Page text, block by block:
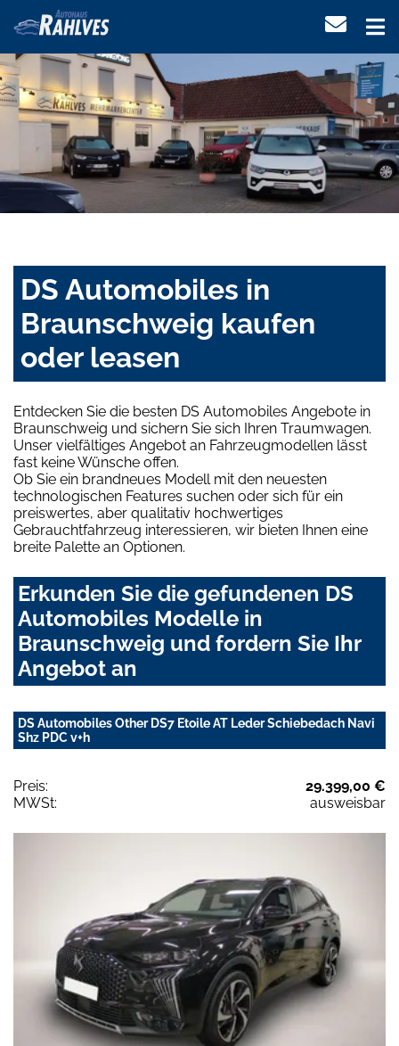
DS Automobiles in
Braunschweig kaufen
oder leasen
Entdecken Sie die besten DS Automobiles Angebote in
Braunschweig und sichern Sie sich Ihren Traumwagen.
Unser vielfältiges Angebot an Fahrzeugmodellen lässt
fast keine Wünsche offen.
Ob Sie ein brandneues Modell mit den neuesten
technologischen Features suchen oder sich für ein
preiswertes, aber qualitativ hochwertiges
Gebrauchtfahrzeug interessieren, wir bieten Ihnen eine
breite Palette an Optionen.
Erkunden Sie die gefundenen DS
Automobiles Modelle in
Braunschweig und fordern Sie Ihr
Angebot an
DS Automobiles Other DS7 Etoile AT Leder Schiebedach Navi
Shz PDC v+h
Preis:
29.399,00 €
MWSt:
ausweisbar